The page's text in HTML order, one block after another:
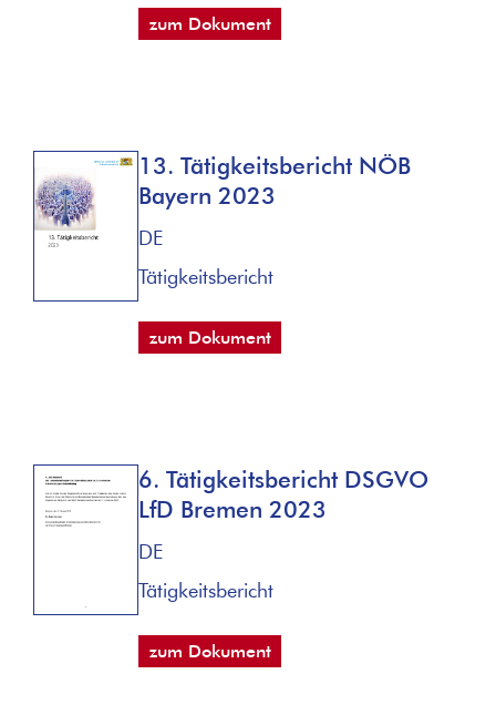
zum Dokument
13. Tätigkeitsbericht NÖB
Bayern 2023
DE
Tätigkeitsbericht
zum Dokument
6. Tätigkeitsbericht DSGVO
LfD Bremen 2023
DE
Tätigkeitsbericht
zum Dokument